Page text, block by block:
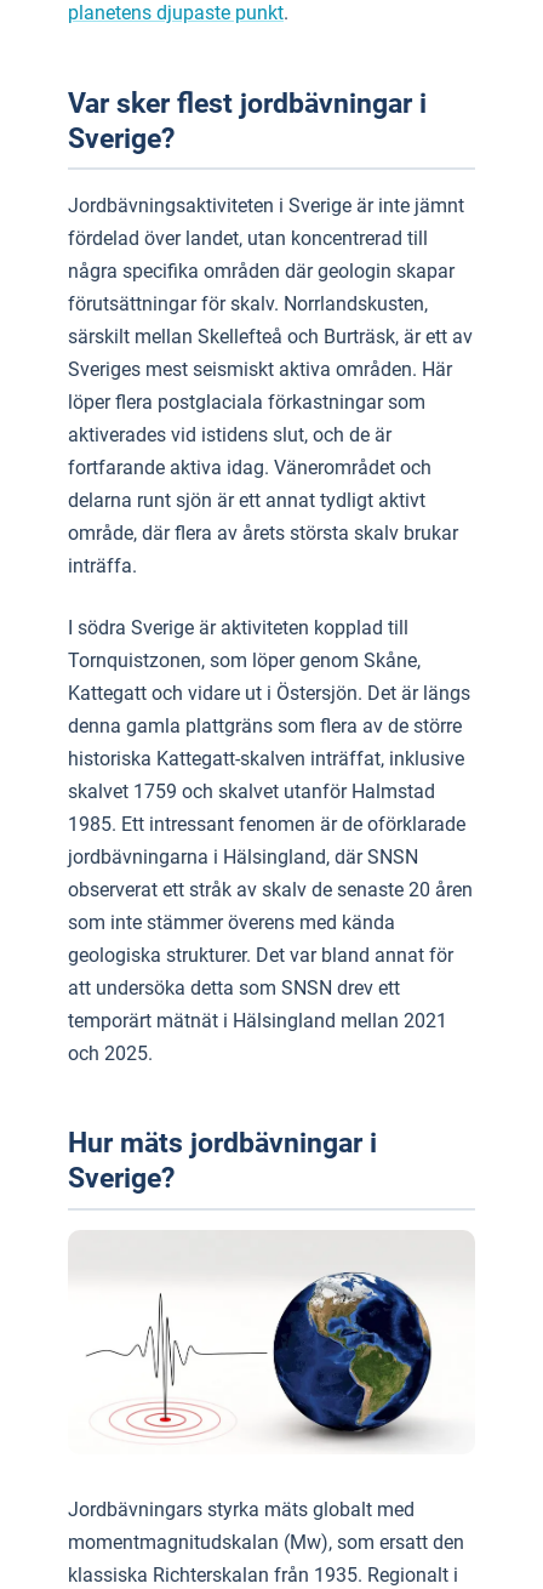
planetens djupaste punkt.
Var sker flest jordbävningar i
Sverige?
Jordbävningsaktiviteten i Sverige är inte jämnt
fördelad över landet, utan koncentrerad till
några specifika områden där geologin skapar
förutsättningar för skalv. Norrlandskusten,
särskilt mellan Skellefteå och Burträsk, är ett av
Sveriges mest seismiskt aktiva områden. Här
löper flera postglaciala förkastningar som
aktiverades vid istidens slut, och de är
fortfarande aktiva idag. Vänerområdet och
delarna runt sjön är ett annat tydligt aktivt
område, där flera av årets största skalv brukar
inträffa.
I södra Sverige är aktiviteten kopplad till
Tornquistzonen, som löper genom Skåne,
Kattegatt och vidare ut i Östersjön. Det är längs
denna gamla plattgräns som flera av de större
historiska Kattegatt-skalven inträffat, inklusive
skalvet 1759 och skalvet utanför Halmstad
1985. Ett intressant fenomen är de oförklarade
jordbävningarna i Hälsingland, där SNSN
observerat ett stråk av skalv de senaste 20 åren
som inte stämmer överens med kända
geologiska strukturer. Det var bland annat för
att undersöka detta som SNSN drev ett
temporärt mätnät i Hälsingland mellan 2021
och 2025.
Hur mäts jordbävningar i
Sverige?
Jordbävningars styrka mäts globalt med
momentmagnitudskalan (Mw), som ersatt den
klassiska Richterskalan från 1935. Regionalt i